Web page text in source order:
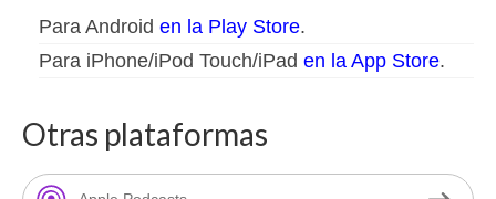
Para Android en la Play Store.
Para iPhone/iPod Touch/iPad en la App Store.
Otras plataformas